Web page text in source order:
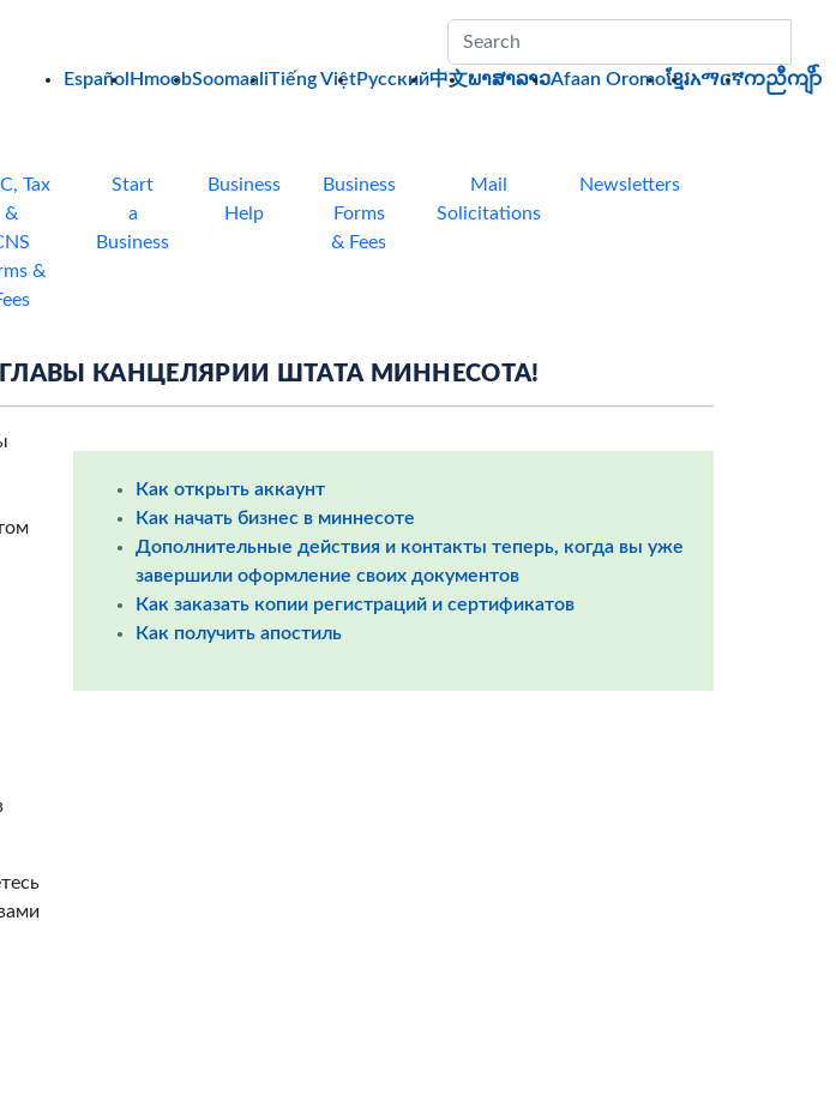
Español HmoobSoomaaliTiếng ViệtPусский中文ພາສາລາວAfaan Oromoខ្មែរአማርኛကညီကျိာ်
Tax
&
&
Start
a
Business
Business
Help
Business
Forms
& Fees
Mail
Solicitations
Newsletters
КАНЦЕЛЯРИИ ШТАТА МИННЕСОТА!
Как открыть аккаунт
Как начать бизнес в миннесоте
Дополнительные действия и контакты теперь, когда вы уже
завершили оформление своих документов
Как заказать копии регистраций и сертификатов
Как получить апостиль